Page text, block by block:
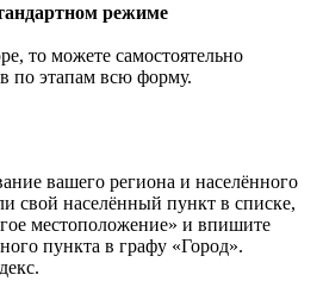
режиме
то можете самостоятельно
по этапам всю форму.
вашего региона и населённого
свой населённый пункт в списке,
местоположение» и впишите
пункта в графу «Город».